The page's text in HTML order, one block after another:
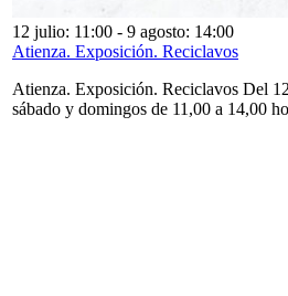
12 julio: 11:00 - 9 agosto: 14:00
Atienza. Exposición. Reciclavos
Atienza. Exposición. Reciclavos Del
sábado y domingos de 11,00 a 14,00